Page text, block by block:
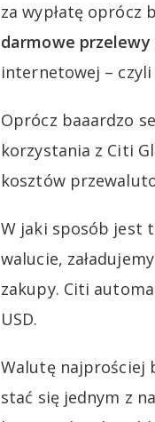
za wypłatę oprócz
darmowe
internetowej – czyli
Oprócz baaardzo
korzystania z Citi
kosztów
W jaki sposób jest
walucie,
zakupy. Citi
USD.
Walutę najprościej
stać się jednym z